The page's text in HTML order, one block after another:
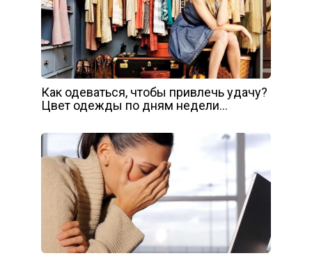
Как одеваться, чтобы привлечь удачу?
Цвет одежды по дням недели…